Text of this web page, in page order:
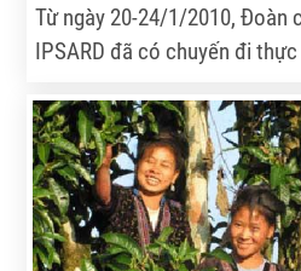
Từ ngày 20-24/1/2010, Đoàn
IPSARD đã có chuyến đi